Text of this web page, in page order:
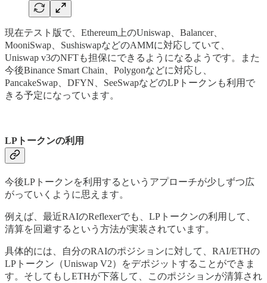
現在テスト版で、Ethereum上のUniswap、Balancer、
MooniSwap、SushiswapなどのAMMに対応していて、
Uniswap v3のNFTも担保にできるようになるようです。また
今後Binance Smart Chain、Polygonなどに対応し、
PancakeSwap、DFYN、SeeSwapなどのLPトークンも利用で
きる予定になっています。
LPトークンの利用
今後LPトークンを利用するというアプローチが少しずつ広
がっていくように思えます。
例えば、最近RAIのReflexerでも、LPトークンの利用して、
清算を回避するという方法が実装されています。
具体的には、自分のRAIのポジションに対して、RAI/ETHの
LPトークン（Uniswap V2）をデポジットすることができま
す。そしてもしETHが下落して、このポジションが清算され